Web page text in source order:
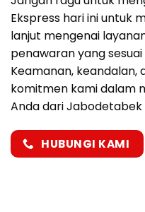
Ekspress hari ini untuk
lanjut mengenai
penawaran yang
Keamanan, keandalan,
komitmen kami dalam
Anda dari Jabodetabek
HUBUNGI KAMI